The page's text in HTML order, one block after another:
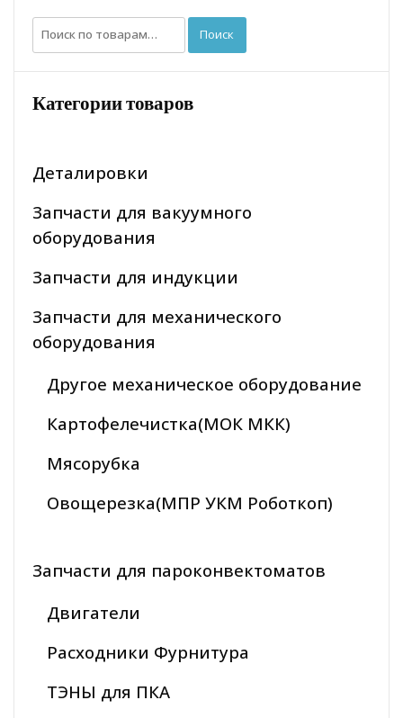
Искать: Поиск
Категории товаров
Деталировки
Запчасти для вакуумного
оборудования
Запчасти для индукции
Запчасти для механического
оборудования
Другое механическое оборудование
Картофелечистка(МОК МКК)
Мясорубка
Овощерезка(МПР УКМ Роботкоп)
Запчасти для пароконвектоматов
Двигатели
Расходники Фурнитура
ТЭНЫ для ПКА